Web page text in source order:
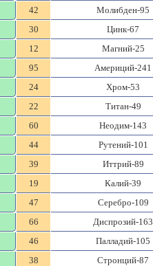
42 Молибден-95
30 Цинк-67
12 Магний-25
95 Америций-241
24 Хром-53
22 Титан-49
60 Неодим-143
44 Рутений-101
39 Иттрий-89
19 Калий-39
47 Серебро-109
66 Диспрозий-163
46 Палладий-105
38 Стронций-87